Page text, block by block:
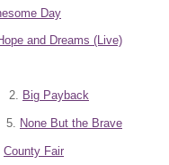
Day
and Dreams (Live)
2. Big Payback
5. None But the Brave
County Fair